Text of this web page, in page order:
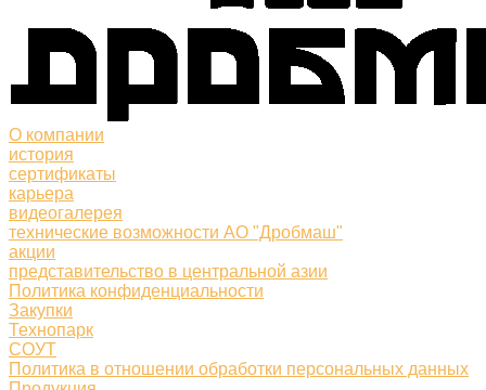
О компании
история
сертификаты
карьера
видеогалерея
технические возможности АО "Дробмаш"
акции
представительство в центральной азии
Политика конфиденциальности
Закупки
Технопарк
СОУТ
Политика в отношении обработки персональных данных